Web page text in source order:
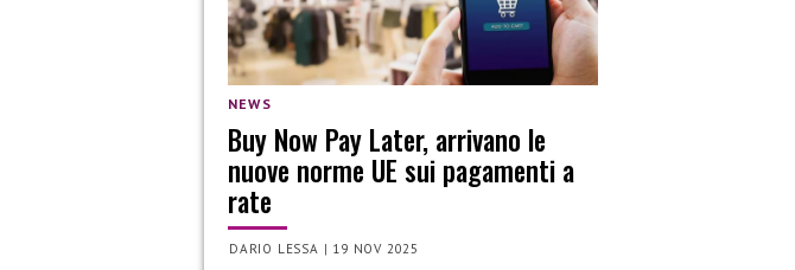
NEWS
Buy Now Pay Later, arrivano le
nuove norme UE sui pagamenti a
rate
DARIO LESSA | 19 NOV 2025